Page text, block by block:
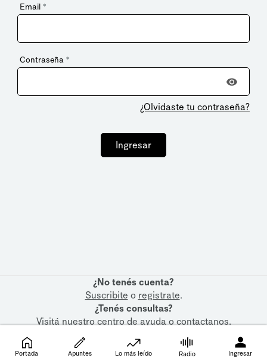
Email *
Contraseña *
¿Olvidaste tu contraseña?
Ingresar
¿No tenés cuenta?
Suscribite o registrate.
¿Tenés consultas?
Visitá nuestrocentro de ayudaocontactanos.
Portada Apuntes Lo más leído Radio Ingresar